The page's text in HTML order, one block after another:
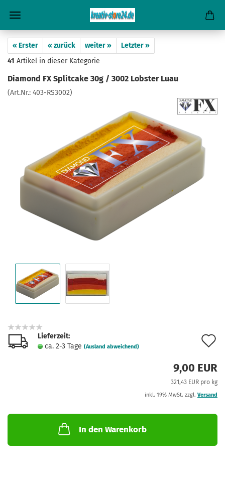
« Erster « zurück weiter »
Letzter »
41 Artikel in dieser Kategorie
Diamond FX Splitcake 30g / 3002 Lobster Luau
(Art.Nr.: 403-RS3002)
Lieferzeit:
ca. 2-3 Tage (Ausland abweichend)
9,00 EUR
321,43 EUR pro kg
inkl. 19% MwSt. zzgl. Versand
In den Warenkorb